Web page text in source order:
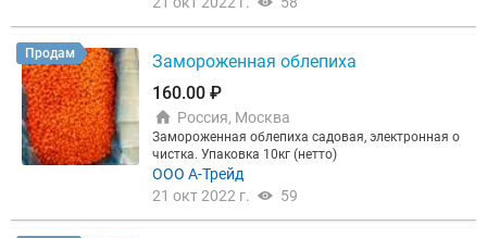
Продам
Замороженная облепиха
160.00 ₽
Россия, Москва
Замороженная облепиха садовая, электронная о
чистка. Упаковка 10кг (нетто)
ООО А-Трейд
21 окт 2022 г.
59